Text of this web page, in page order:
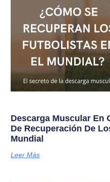
Descarga Muscular En
De Recuperación De
Mundial
Leer Más